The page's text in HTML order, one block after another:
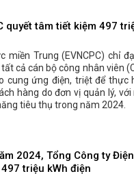
quyết tâm tiết kiệm 497
miền Trung (EVNCPC) chỉ
cả cán bộ công nhân viên
cung ứng điện, triệt để thực
hàng do đơn vị quản lý,
tiêu thụ trong năm 2024.
2024, Tổng Công ty
triệu kWh điện